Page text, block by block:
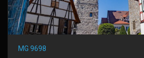
MG 9698